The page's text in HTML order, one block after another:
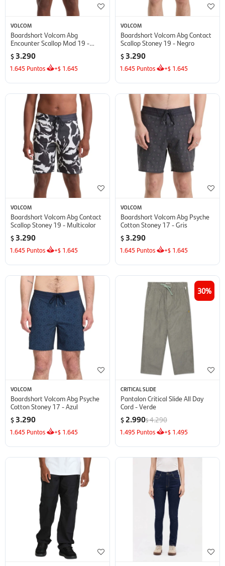
VOLCOM
Boardshort Volcom Abg
Encounter Scallop Mod 19 -
$ 3.290
1.645 Puntos +$ 1.645
VOLCOM
Boardshort Volcom Abg Contact
Scallop Stoney 19 - Negro
$ 3.290
1.645 Puntos +$ 1.645
VOLCOM
Boardshort Volcom Abg Contact
Scallop Stoney 19 - Multicolor
$ 3.290
1.645 Puntos +$ 1.645
VOLCOM
Boardshort Volcom Abg Psyche
Cotton Stoney 17 - Gris
$ 3.290
1.645 Puntos +$ 1.645
VOLCOM
Boardshort Volcom Abg Psyche
Cotton Stoney 17 - Azul
$ 3.290
1.645 Puntos +$ 1.645
30
CRITICAL SLIDE
Pantalon Critical Slide All Day
Cord - Verde
$ 2.990$4.290
1.495 Puntos +$ 1.495